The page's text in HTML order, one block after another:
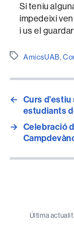
Si teniu
impedeixi
i us el
Etiquetes
AmicsUAB,
← Curs
estudiants
→ Celebració
Última